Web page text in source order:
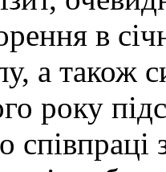
в
а також
року